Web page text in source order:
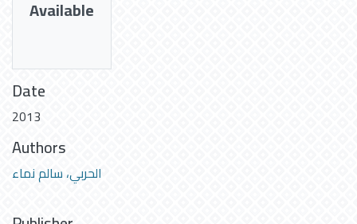
Available
Date
2013
Authors
الحربي، سالم نماء